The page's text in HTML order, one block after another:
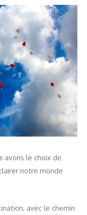
avons le choix de
notre monde
avec le chemin